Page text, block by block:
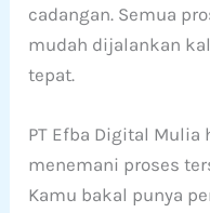
cadangan. Semua
mudah dijalankan
tepat.
PT Efba Digital
menemani proses
Kamu bakal punya